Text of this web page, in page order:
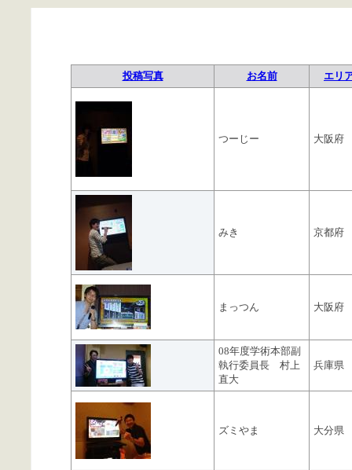
投稿写真 お名前 エリ
つーじー 大阪府
みき 京都府
まっつん 大阪府
08年度学術本部副
執行委員長 村上
直大
兵庫県
ズミやま 大分県